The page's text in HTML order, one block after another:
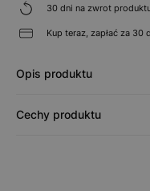
30 dni na zwrot
Kup teraz, zapłać za 30
Opis produktu
Cechy produktu